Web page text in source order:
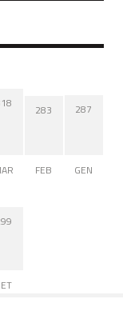
283
FEB
287
GEN